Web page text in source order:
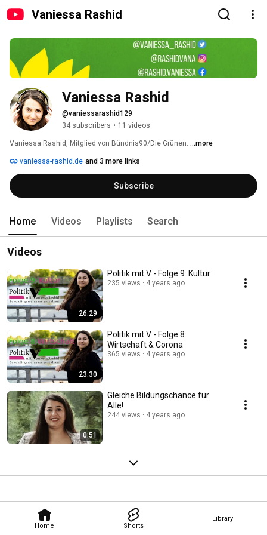
Vaniessa Rashid
Home Shorts
Library
Vaniessa Rashid
@vaniessarashid129
34 subscribers • 11 videos
Vaniessa Rashid, Mitglied von Bündnis90/Die Grünen. ...more
vaniessa-rashid.de and 3 more links
Subscribe
Home Videos Playlists Search
Videos
26:29
Politik mit V - Folge 9: Kultur
235 views 4 years ago
23:30
Politik mit V - Folge 8:
Wirtschaft & Corona
365 views 4 years ago
0:51
Gleiche Bildungschance für
Alle!
244 views 4 years ago